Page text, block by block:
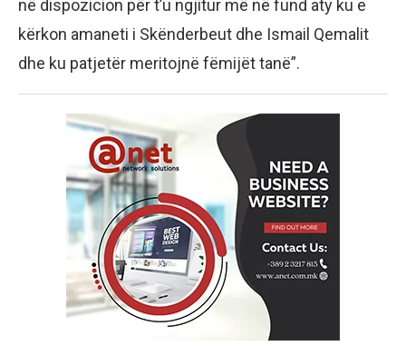
në dispozicion për t’u ngjitur më në fund aty ku e
kërkon amaneti i Skënderbeut dhe Ismail Qemalit
dhe ku patjetër meritojnë fëmijët tanë”.